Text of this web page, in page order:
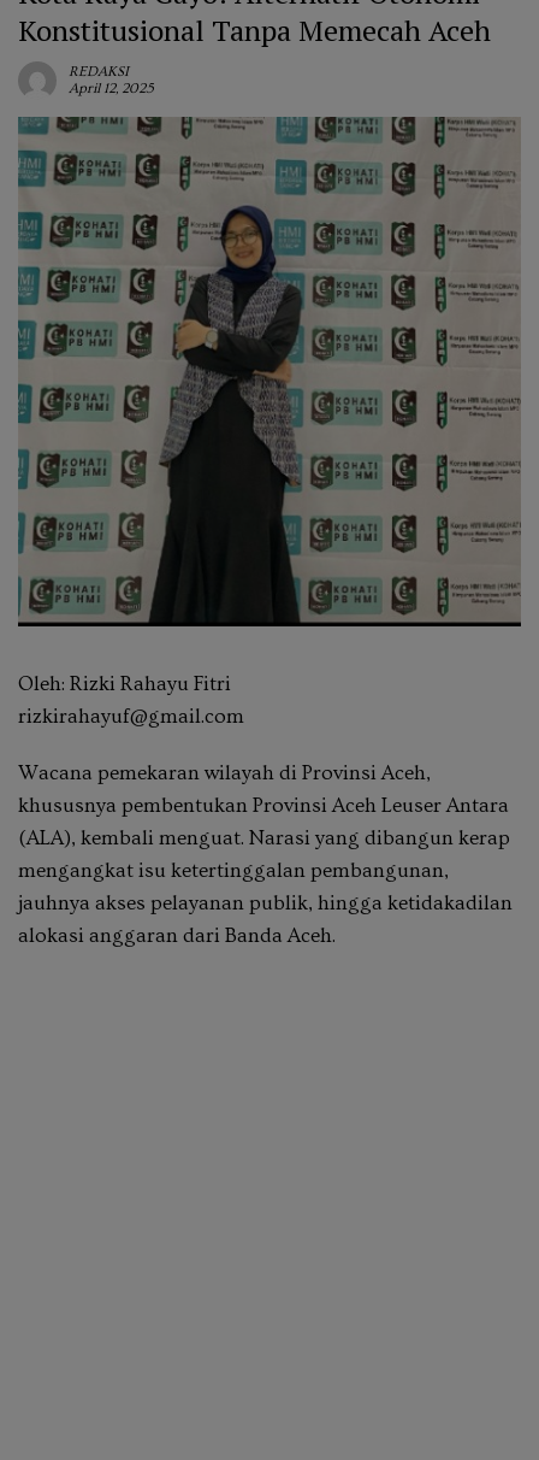
Konstitusional Tanpa Memecah Aceh
REDAKSI
April 12, 2025
Oleh: Rizki Rahayu Fitri
rizkirahayuf@gmail.com
Wacana pemekaran wilayah di Provinsi Aceh,
khususnya pembentukan Provinsi Aceh Leuser Antara
(ALA), kembali menguat. Narasi yang dibangun kerap
mengangkat isu ketertinggalan pembangunan,
jauhnya akses pelayanan publik, hingga ketidakadilan
alokasi anggaran dari Banda Aceh.